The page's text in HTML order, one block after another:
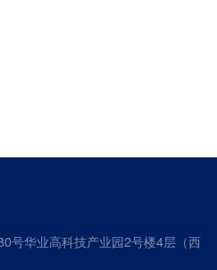
号华业高科技产业园2号楼4层（西